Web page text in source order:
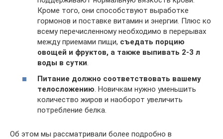
Кроме того, они способствуют выработке
гормонов и поставке витамин и энергии. Плюс ко
всему перечисленному необходимо в перерывах
между приемами пищи, съедать порцию
овощей и фруктов, а также выпивать 2-3 л
воды в сутки.
Питание должно соответствовать вашему
телосложению. Новичкам нужно уменьшить
количество жиров и наоборот увеличить
потребление белка.
Об этом мы рассматривали более подробно в